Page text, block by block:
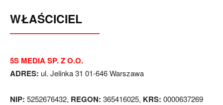
WŁAŚCICIEL
5S MEDIA SP. Z O.O.
ADRES: ul. Jelinka 31 01-646 Warszawa
NIP: 5252676432, REGON: 365416025, KRS: 0000637269